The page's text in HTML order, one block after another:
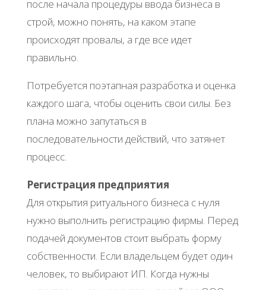
после начала процедуры ввода бизнеса в
строй, можно понять, на каком этапе
происходят провалы, а где все идет
правильно.
Потребуется поэтапная разработка и оценка
каждого шага, чтобы оценить свои силы. Без
плана можно запутаться в
последовательности действий, что затянет
процесс.
Регистрация предприятия
Для открытия ритуального бизнеса с нуля
нужно выполнить регистрацию фирмы. Перед
подачей документов стоит выбрать форму
собственности. Если владельцем будет один
человек, то выбирают ИП. Когда нужны